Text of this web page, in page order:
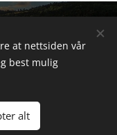
at nettsiden vår
best mulig
alt